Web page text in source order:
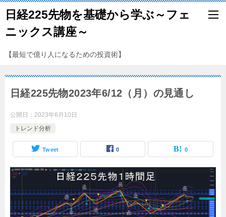
日経225先物を基礎から学ぶ～フェ
ニックス講座～
【最短で億り人になるための投資術】
日経225先物2023年6/12（月）の見通し
公開日： 2023年6月10日
トレンド分析
Tweet 0 0